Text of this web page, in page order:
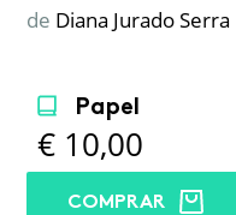
de Diana Jurado Serra
Papel
€ 10,00
COMPRAR